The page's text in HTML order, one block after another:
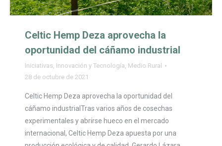
Celtic Hemp Deza aprovecha la
oportunidad del cáñamo industrial
Iniciativas, Innovación y Tecnología, Medio Rural
28 de octubre de 2021
Celtic Hemp Deza aprovecha la oportunidad del
cáñamo industrialTras varios años de cosechas
experimentales y abrirse hueco en el mercado
internacional, Celtic Hemp Deza apuesta por una